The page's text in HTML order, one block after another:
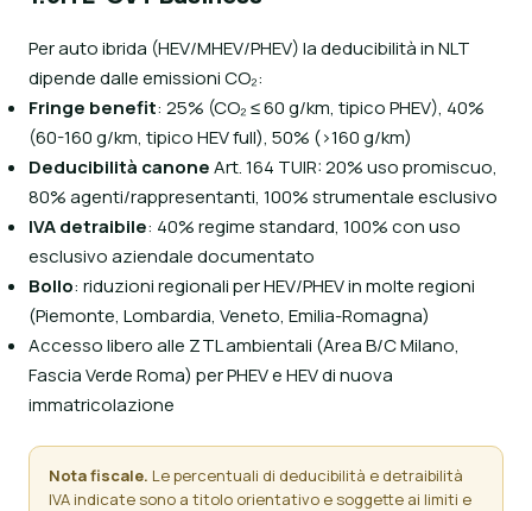
Per auto ibrida (HEV/MHEV/PHEV) la deducibilità in NLT
dipende dalle emissioni CO₂:
Fringe benefit: 25% (CO₂ ≤ 60 g/km, tipico PHEV), 40%
(60-160 g/km, tipico HEV full), 50% (>160 g/km)
Deducibilità canoneArt. 164 TUIR: 20% uso promiscuo,
80% agenti/rappresentanti, 100% strumentale esclusivo
IVA detraibile: 40% regime standard, 100% con uso
esclusivo aziendale documentato
Bollo: riduzioni regionali per HEV/PHEV in molte regioni
(Piemonte, Lombardia, Veneto, Emilia-Romagna)
Accesso libero alle ZTL ambientali (Area B/C Milano,
Fascia Verde Roma) per PHEV e HEV di nuova
immatricolazione
Nota fiscale. Le percentuali di deducibilità e detraibilità
IVA indicate sono a titolo orientativo e soggette ai limiti e